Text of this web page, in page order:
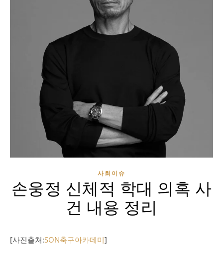
사회이슈
손웅정 신체적 학대 의혹 사
건 내용 정리
[사진출처:SON축구아카데미]